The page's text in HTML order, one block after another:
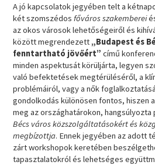
A jó kapcsolatok jegyében telt a
két szomszédosfőváros szakemberei
az okos városok lehetőségeiről és
között megrendezett „Budapest és
fenntartható jövőért” című
minden aspektusát körüljárta, legyen
való befektetések megtérüléséről, a
problémáiról, vagy a nők
gondolkodás különösen fontos, hiszen
meg az országhatárokon, hangsúlyozta
Bécs város közszolgáltatásokért és
megbízottja. Ennek jegyében az adott
zárt workshopok keretében
tapasztalatokról és lehetséges